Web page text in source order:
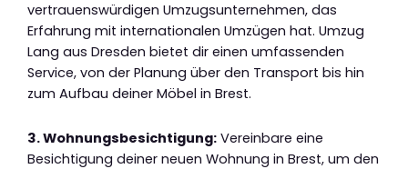
vertrauenswürdigen Umzugsunternehmen, das
Erfahrung mit internationalen Umzügen hat. Umzug
Lang aus Dresden bietet dir einen umfassenden
Service, von der Planung über den Transport bis hin
zum Aufbau deiner Möbel in Brest.
3. Wohnungsbesichtigung: Vereinbare eine
Besichtigung deiner neuen Wohnung in Brest, um den